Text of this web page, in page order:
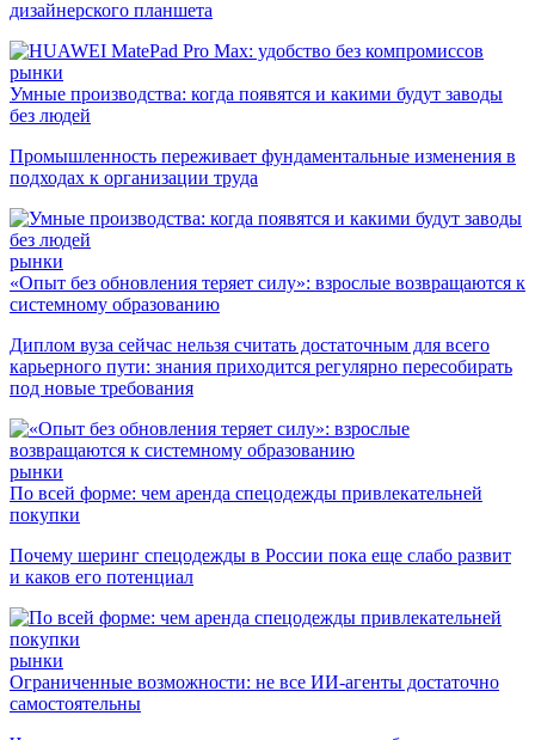
дизайнерского планшета
рынки
Умные производства: когда появятся и какими будут заводы
без людей
Промышленность переживает фундаментальные изменения в
подходах к организации труда
рынки
«Опыт без обновления теряет силу»: взрослые возвращаются к
системному образованию
Диплом вуза сейчас нельзя считать достаточным для всего
карьерного пути: знания приходится регулярно пересобирать
под новые требования
рынки
По всей форме: чем аренда спецодежды привлекательней
покупки
Почему шеринг спецодежды в России пока еще слабо развит
и каков его потенциал
рынки
Ограниченные возможности: не все ИИ-агенты достаточно
самостоятельны